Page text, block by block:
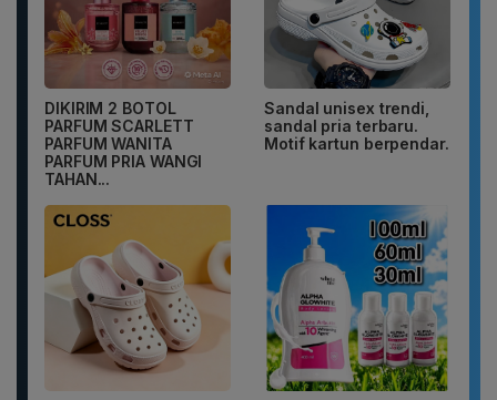
DIKIRIM 2 BOTOL
PARFUM SCARLETT
PARFUM WANITA
PARFUM PRIA WANGI
TAHAN...
Sandal unisex trendi,
sandal pria terbaru.
Motif kartun berpendar.